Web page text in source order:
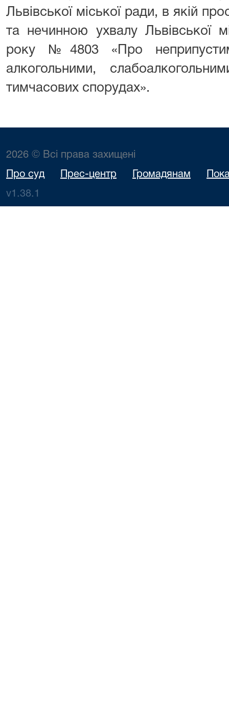
Львівської міської ради, в якій
та нечинною ухвалу Львівської
року №4803 «Про
алкогольними,
тимчасових спорудах».
2026 © Всі права захищені
Про суд Прес-центр Громадянам
v1.38.1